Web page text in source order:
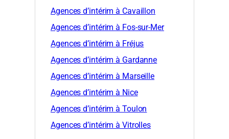
Agences d’intérim à Cavaillon
Agences d’intérim à Fos-sur-Mer
Agences d’intérim à Fréjus
Agences d’intérim à Gardanne
Agences d’intérim à Marseille
Agences d’intérim à Nice
Agences d’intérim à Toulon
Agences d’intérim à Vitrolles